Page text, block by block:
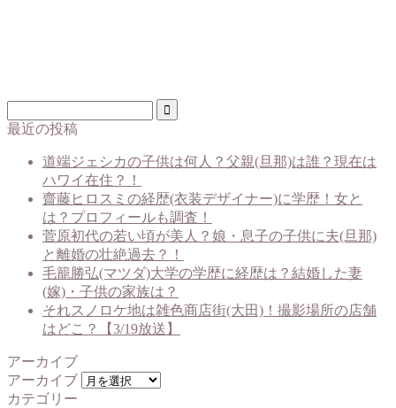
最近の投稿
道端ジェシカの子供は何人？父親(旦那)は誰？現在は
ハワイ在住？！
齋藤ヒロスミの経歴(衣装デザイナー)に学歴！女と
は？プロフィールも調査！
菅原初代の若い頃が美人？娘・息子の子供に夫(旦那)
と離婚の壮絶過去？！
毛籠勝弘(マツダ)大学の学歴に経歴は？結婚した妻
(嫁)・子供の家族は？
それスノロケ地は雑色商店街(大田)！撮影場所の店舗
はどこ？【3/19放送】
アーカイブ
アーカイブ
カテゴリー